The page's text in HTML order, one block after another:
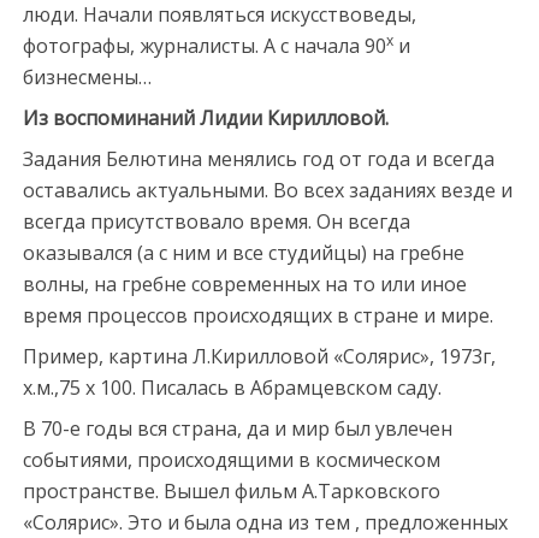
люди. Начали появляться искусствоведы,
фотографы, журналисты. А с начала 90хи
бизнесмены…
Из воспоминаний Лидии Кирилловой.
Задания Белютина менялись год от года и всегда
оставались актуальными. Во всех заданиях везде и
всегда присутствовало время. Он всегда
оказывался (а с ним и все студийцы) на гребне
волны, на гребне современных на то или иное
время процессов происходящих в стране и мире.
Пример, картина Л.Кирилловой «Солярис», 1973г,
х.м.,75 х 100. Писалась в Абрамцевском саду.
В 70-е годы вся страна, да и мир был увлечен
событиями, происходящими в космическом
пространстве. Вышел фильм А.Тарковского
«Солярис». Это и была одна из тем , предложенных